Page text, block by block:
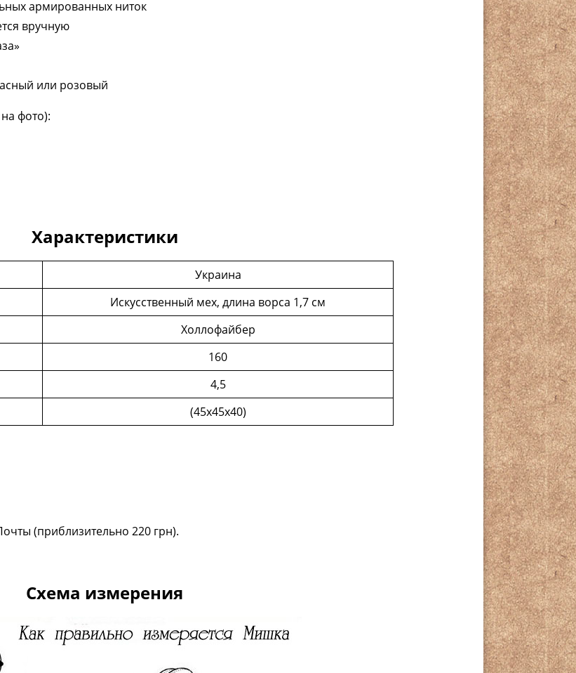
армированных ниток
вручную
или розовый
фото):
Характеристики
Украина
Искусственный мех, длина ворса 1,7 см
Холлофайбер
160
4,5
(45х45х40)
(приблизительно 220 грн).
Схема измерения